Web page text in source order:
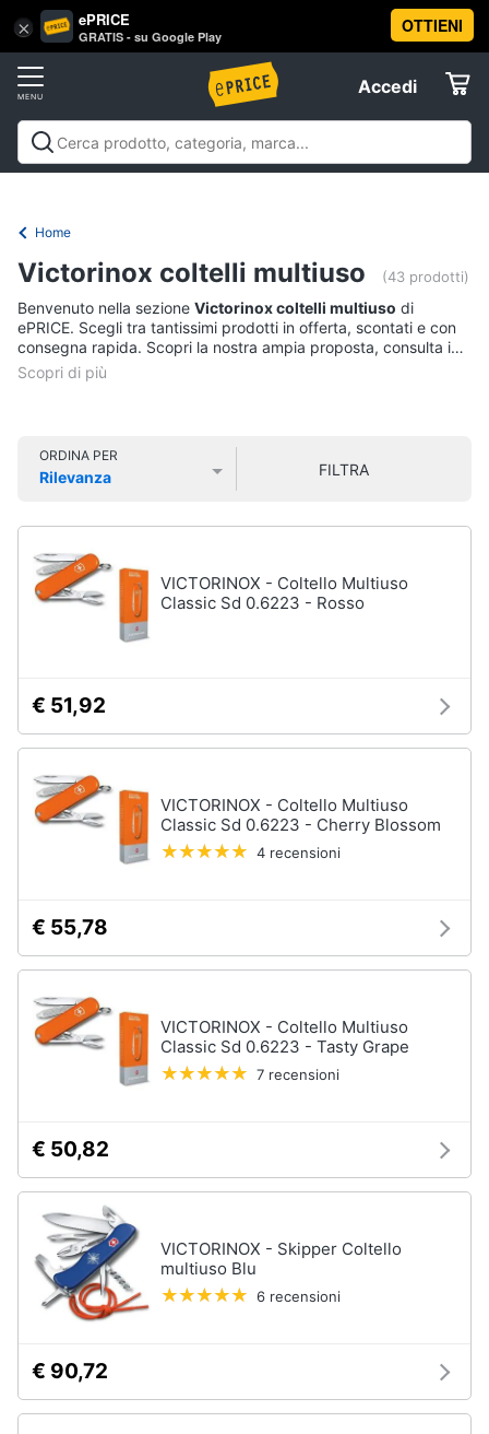
× ePRICE
GRATIS - su Google Play
OTTIENI
Accedi
Accedi
Registrati
Offerte
Informatica
Telefonia
Tv
Cinema
home
Videogiochi
Clima
Arredo
Giardinaggio
Salute
e
igiene
Giocattoli
Prima
infanzia
Fotografia
Abbigliamento
Vai
al
Home
Victorinox coltelli multiuso (43 prodotti)
Benvenuto nella sezione Victorinox coltelli multiuso di
ePRICE. Scegli tra tantissimi prodotti in offerta, scontati e con
consegna rapida. Scopri la nostra ampia proposta, consulta i
prezzi e acquista comodamente online.
ORDINA PER
Rilevanza
FILTRA
VICTORINOX - Coltello Multiuso
Classic Sd 0.6223 - Rosso
€ 51,92
VICTORINOX - Coltello Multiuso
Classic Sd 0.6223 - Cherry Blossom
4 recensioni
€ 55,78
VICTORINOX - Coltello Multiuso
Classic Sd 0.6223 - Tasty Grape
7 recensioni
€ 50,82
VICTORINOX - Skipper Coltello
multiuso Blu
6 recensioni
€ 90,72